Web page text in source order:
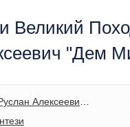
Великий
"Дем
"Дем Михайлов"